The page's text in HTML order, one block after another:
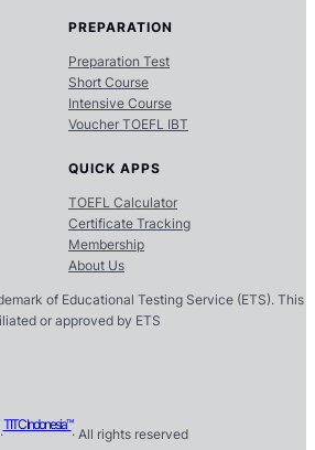
PREPARATION
Preparation Test
Short Course
Intensive Course
Voucher TOEFL IBT
QUICK APPS
TOEFL Calculator
Certificate Tracking
Membership
About Us
of Educational Testing Service (ETS). This
or approved by ETS
TITC Indonesia™
· All rights reserved